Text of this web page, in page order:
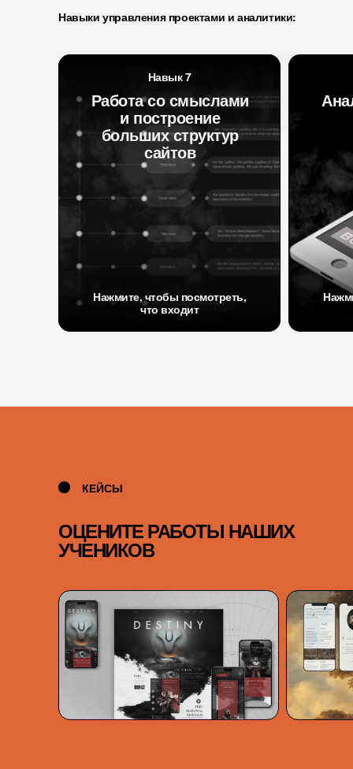
Навыки управления проектами и аналитики:
A/
2.
Работа в trello / notion / miro /
figma template
3.
Навык 7
Работа со смыслами
и построение
больших структур
сайтов
Дорожные карты
1.
Нажмите, чтобы посмотреть,
что входит
Навык 7
Работа со смыслами
и построение
больших структур
сайтов
ОЦЕНИТЕ РАБОТЫ НАШИХ
УЧЕНИКОВ
КЕЙСЫ